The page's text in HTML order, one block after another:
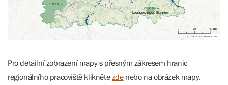
Pro detailní zobrazení mapy s přesným zákresem hranic
regionálního pracoviště kliknětezdenebo na obrázek mapy.